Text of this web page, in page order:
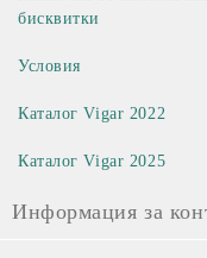
бисквитки
Условия
Каталог Vigar 2022
Каталог Vigar 2025
Информация за